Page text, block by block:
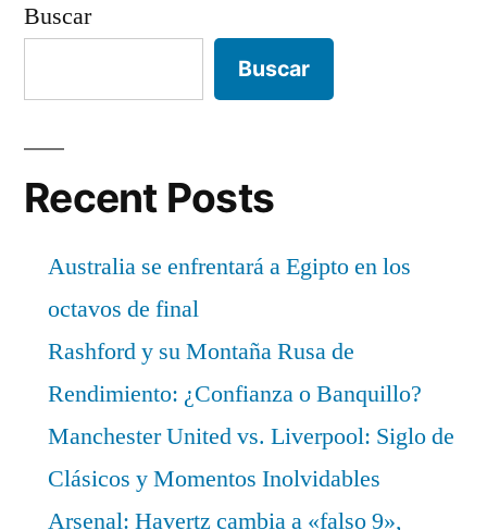
Buscar
Buscar
Recent Posts
Australia se enfrentará a Egipto en los
octavos de final
Rashford y su Montaña Rusa de
Rendimiento: ¿Confianza o Banquillo?
Manchester United vs. Liverpool: Siglo de
Clásicos y Momentos Inolvidables
Arsenal: Havertz cambia a «falso 9»,